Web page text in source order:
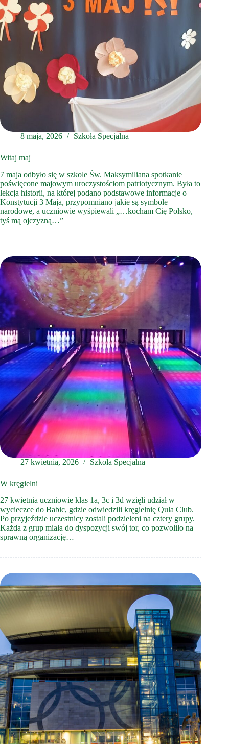
8 maja, 2026 Szkoła Specjalna
Witaj maj
7 maja odbyło się w szkole Św. Maksymiliana spotkanie
poświęcone majowym uroczystościom patriotycznym. Była to
lekcja historii, na której podano podstawowe informacje o
Konstytucji 3 Maja, przypomniano jakie są symbole
narodowe, a uczniowie wyśpiewali „…kocham Cię Polsko,
tyś mą ojczyzną…”
27 kwietnia, 2026 Szkoła Specjalna
W kręgielni
27 kwietnia uczniowie klas 1a, 3c i 3d wzięli udział w
wycieczce do Babic, gdzie odwiedzili kręgielnię Qula Club.
Po przyjeździe uczestnicy zostali podzieleni na cztery grupy.
Każda z grup miała do dyspozycji swój tor, co pozwoliło na
sprawną organizację…